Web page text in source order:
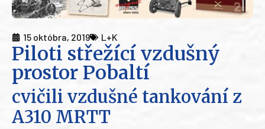
15 októbra, 2019 L+K
Piloti střežící vzdušný
prostor Pobaltí
cvičili vzdušné tankování z
A310 MRTT